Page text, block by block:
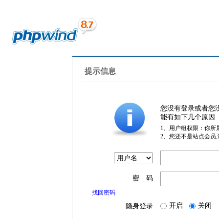
提示信息
您没有登录或者您
能有如下几个原因
1、用户组权限：你所
2、您还不是站点会员
密 码
找回密码
隐身登录 开启 关闭